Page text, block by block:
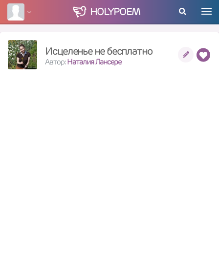
HOLYPOEM
Исцеленье не бесплатно
Автор:Наталия Лансере